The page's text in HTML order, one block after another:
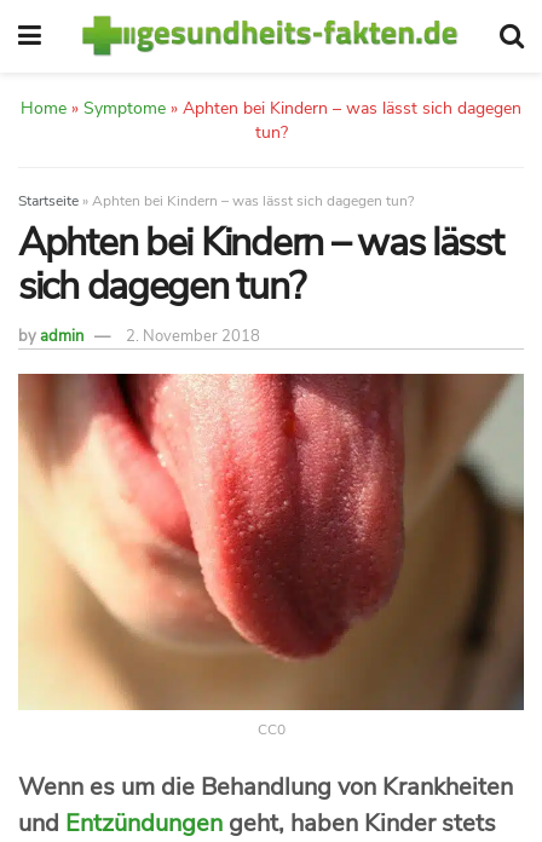
Home » Symptome » Aphten bei Kindern – was lässt sich dagegen
tun?
Startseite »Aphten bei Kindern – was lässt sich dagegen tun?
Aphten bei Kindern – was lässt
sich dagegen tun?
byadmin 2. November 2018
CC0
Wenn es um die Behandlung von Krankheiten
und Entzündungen geht, haben Kinder stets